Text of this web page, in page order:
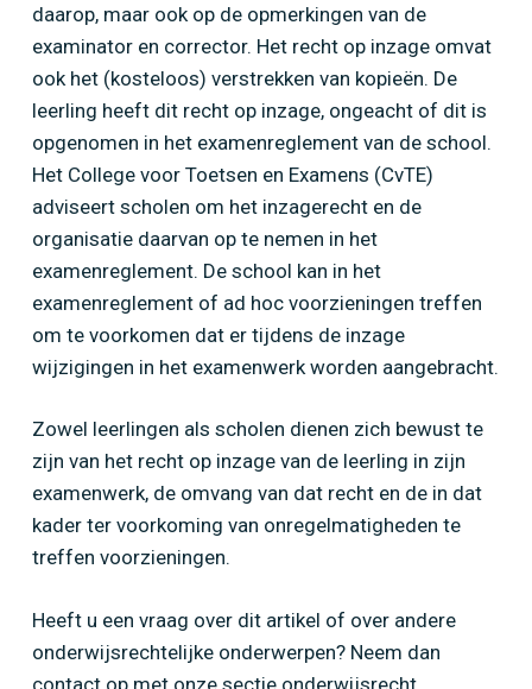
daarop, maar ook op de opmerkingen van de
examinator en corrector. Het recht op inzage omvat
ook het (kosteloos) verstrekken van kopieën. De
leerling heeft dit recht op inzage, ongeacht of dit is
opgenomen in het examenreglement van de school.
Het College voor Toetsen en Examens (CvTE)
adviseert scholen om het inzagerecht en de
organisatie daarvan op te nemen in het
examenreglement. De school kan in het
examenreglement of ad hoc voorzieningen treffen
om te voorkomen dat er tijdens de inzage
wijzigingen in het examenwerk worden aangebracht.
Zowel leerlingen als scholen dienen zich bewust te
zijn van het recht op inzage van de leerling in zijn
examenwerk, de omvang van dat recht en de in dat
kader ter voorkoming van onregelmatigheden te
treffen voorzieningen.
Heeft u een vraag over dit artikel of over andere
onderwijsrechtelijke onderwerpen? Neem dan
contact op met onze sectie onderwijsrecht